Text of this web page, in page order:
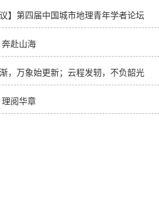
议】第四届中国城市地理青年学者论坛
赴山海
，万象始更新；云程发轫，不负韶光
阅华章